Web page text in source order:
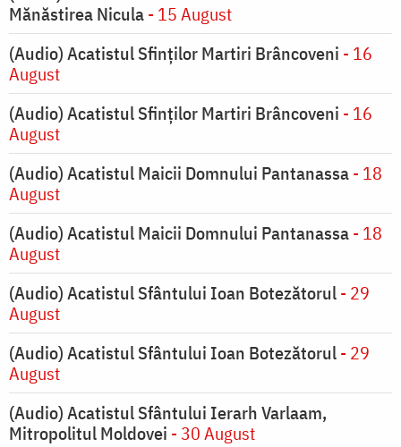
Mănăstirea Nicula- 15 August
(Audio) Acatistul Sfinților Martiri Brâncoveni - 16
August
(Audio) Acatistul Sfinților Martiri Brâncoveni - 16
August
(Audio) Acatistul Maicii Domnului Pantanassa- 18
August
(Audio) Acatistul Maicii Domnului Pantanassa- 18
August
(Audio) Acatistul Sfântului Ioan Botezătorul- 29
August
(Audio) Acatistul Sfântului Ioan Botezătorul- 29
August
(Audio) Acatistul Sfântului Ierarh Varlaam,
Mitropolitul Moldovei - 30 August